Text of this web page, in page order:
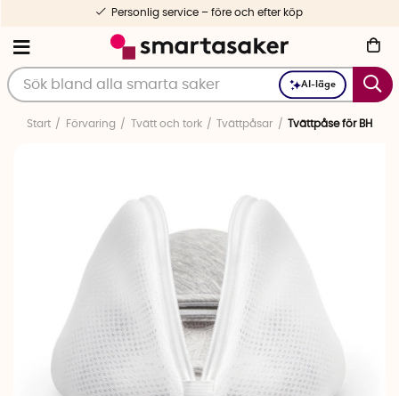
AI-läge
Personlig service – före och efter köp
Start Förvaring Tvätt och tork Tvättpåsar Tvättpåse för BH